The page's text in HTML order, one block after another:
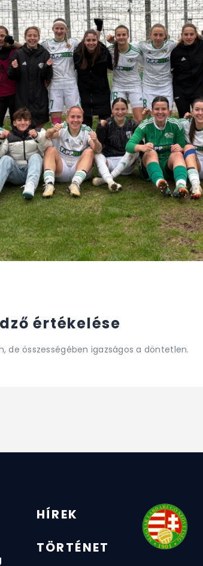
értékelése
de összességében igazságos a döntetlen.
HÍREK
TÖRTÉNET